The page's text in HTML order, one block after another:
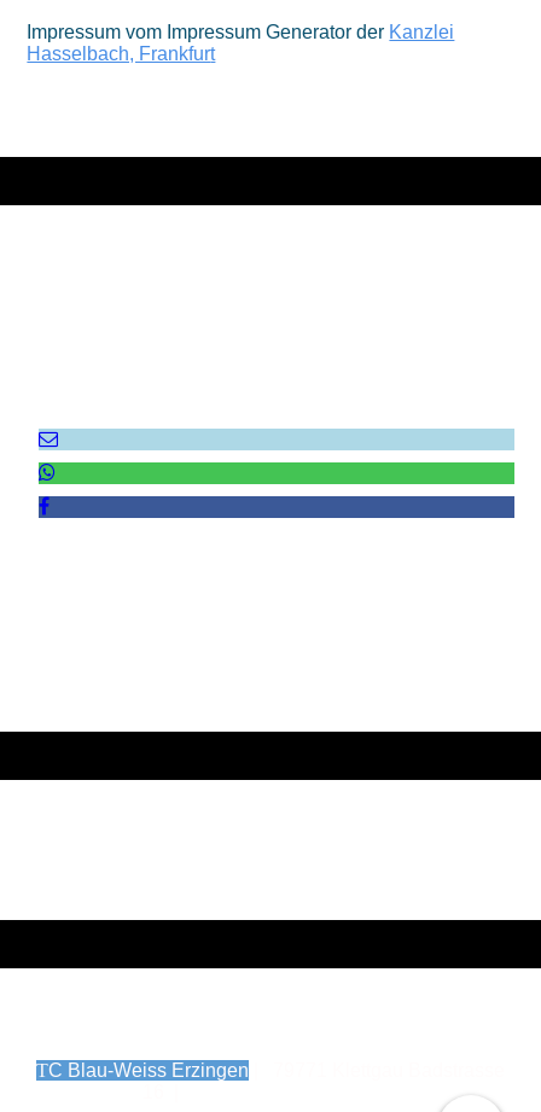
Impressum vom Impressum Generator der Kanzlei
Hasselbach, Frankfurt
TC Blau-Weiss Erzingen